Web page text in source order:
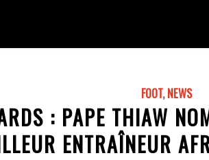
FOOT,NEWS
: PAPE THIAW
ENTRAÎNEUR